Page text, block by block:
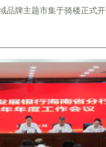
品牌主题市集于骑楼正式开